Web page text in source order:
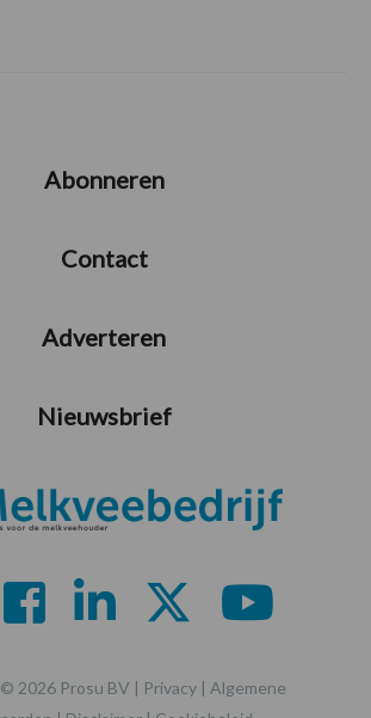
Abonneren
Contact
Adverteren
Nieuwsbrief
2026 Prosu BV | Privacy | Algemene